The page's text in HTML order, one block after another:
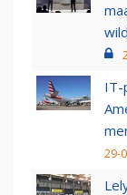
IT-
29-